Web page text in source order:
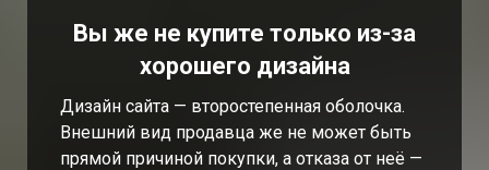
Вы же не купите только из-за
хорошего дизайна
Дизайн сайта — второстепенная оболочка.
Внешний вид продавца же не может быть
прямой причиной покупки, а отказа от неё —